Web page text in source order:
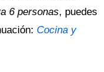
6 personas, puedes
Cocina y